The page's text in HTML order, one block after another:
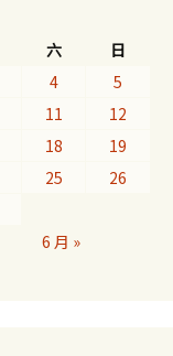
六
日
4
5
11
12
18
19
25
26
6 月 »